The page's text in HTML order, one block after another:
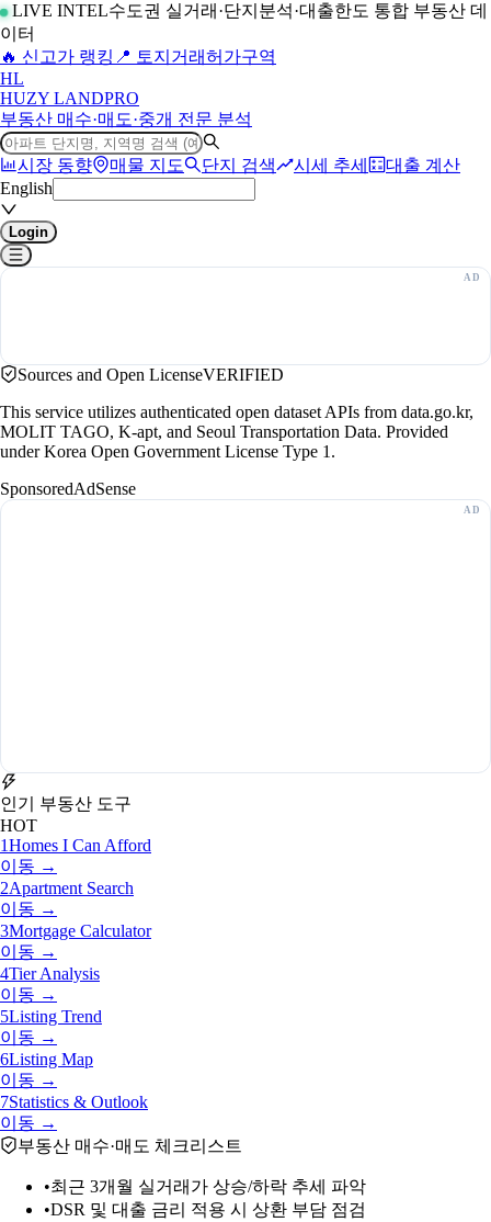
LIVE INTEL수도권 실거래·단지분석·대출한도 통합 부동산 데
이터
🔥 신고가 랭킹 📍 토지거래허가구역
HL
HUZY LANDPRO
부동산 매수·매도·중개 전문 분석
시장 동향 매물 지도 단지 검색 시세 추세
대출 계산
English
Login
Sources and Open LicenseVERIFIED
This service utilizes authenticated open dataset APIs from data.go.kr,
MOLIT TAGO, K-apt, and Seoul Transportation Data. Provided
under Korea Open Government License Type 1.
SponsoredAdSense
인기 부동산 도구
HOT
1Homes I Can Afford
이동 →
2Apartment Search
이동 →
3Mortgage Calculator
이동 →
4Tier Analysis
이동 →
5Listing Trend
이동 →
6Listing Map
이동 →
7Statistics & Outlook
이동 →
부동산 매수·매도 체크리스트
•최근 3개월 실거래가 상승/하락 추세 파악
•DSR 및 대출 금리 적용 시 상환 부담 점검